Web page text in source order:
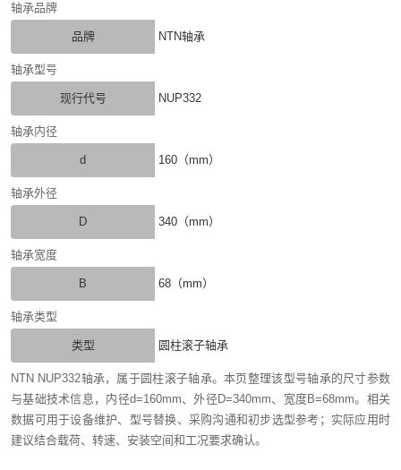
轴承品牌
品牌 NTN轴承
轴承型号
现行代号 NUP332
轴承内径
d 160（mm）
轴承外径
D 340（mm）
轴承宽度
B 68（mm）
轴承类型
类型 圆柱滚子轴承
NTN NUP332轴承，属于圆柱滚子轴承。本页整理该型号轴承的尺寸参数
与基础技术信息，内径d=160mm、外径D=340mm、宽度B=68mm。相关
数据可用于设备维护、型号替换、采购沟通和初步选型参考；实际应用时
建议结合载荷、转速、安装空间和工况要求确认。